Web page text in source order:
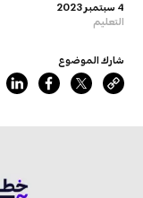
4 سبتمبر 2023
التعليم
شارك الموضوع